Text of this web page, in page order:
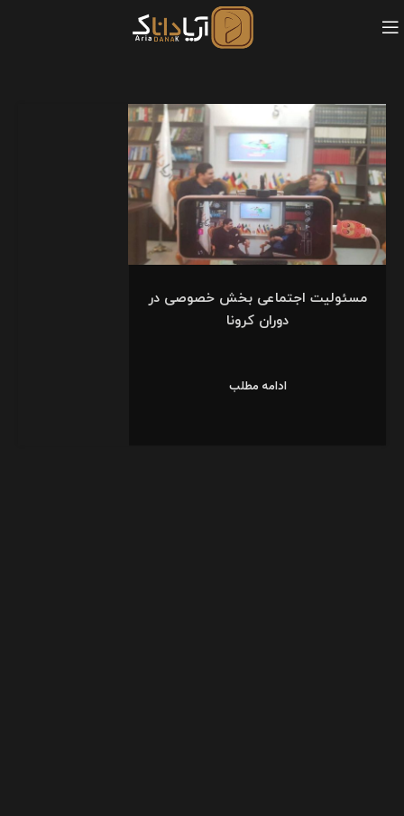
مسئولیت اجتماعی بخش خصوصی در
دوران کرونا
ادامه مطلب